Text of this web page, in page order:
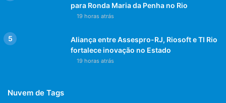
para Ronda Maria da Penha no Rio
19 horas atrás
Aliança entre Assespro-RJ, Riosoft e TI Rio
fortalece inovação no Estado
19 horas atrás
Nuvem de Tags